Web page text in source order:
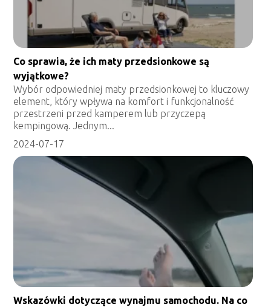
Co sprawia, że ich maty przedsionkowe są
wyjątkowe?
Wybór odpowiedniej maty przedsionkowej to kluczowy
element, który wpływa na komfort i funkcjonalność
przestrzeni przed kamperem lub przyczepą
kempingową. Jednym...
2024-07-17
Wskazówki dotyczące wynajmu samochodu. Na co